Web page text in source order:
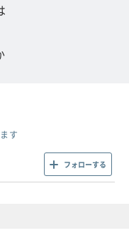
す
フォローする